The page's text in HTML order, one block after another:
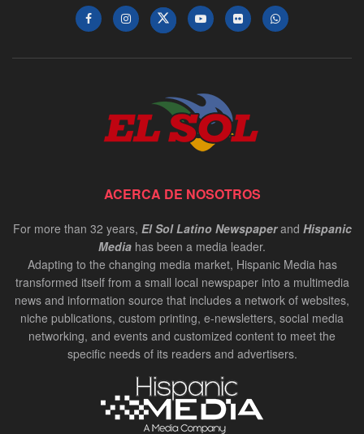
ACERCA DE NOSOTROS
For more than 32 years, El Sol Latino Newspaperand Hispanic
Media has been a media leader.
Adapting to the changing media market, Hispanic Media has
transformed itself from a small local newspaper into a multimedia
news and information source that includes a network of websites,
niche publications, custom printing, e-newsletters, social media
networking, and events and customized content to meet the
specific needs of its readers and advertisers.